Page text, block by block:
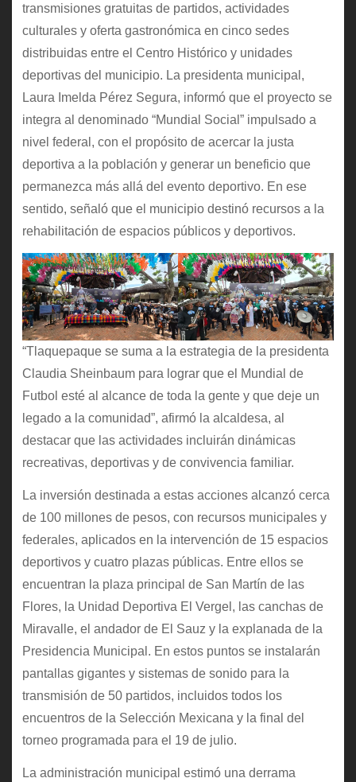
transmisiones gratuitas de partidos, actividades
culturales y oferta gastronómica en cinco sedes
distribuidas entre el Centro Histórico y unidades
deportivas del municipio. La presidenta municipal,
Laura Imelda Pérez Segura, informó que el proyecto se
integra al denominado “Mundial Social” impulsado a
nivel federal, con el propósito de acercar la justa
deportiva a la población y generar un beneficio que
permanezca más allá del evento deportivo. En ese
sentido, señaló que el municipio destinó recursos a la
rehabilitación de espacios públicos y deportivos.
“Tlaquepaque se suma a la estrategia de la presidenta
Claudia Sheinbaum para lograr que el Mundial de
Futbol esté al alcance de toda la gente y que deje un
legado a la comunidad”, afirmó la alcaldesa, al
destacar que las actividades incluirán dinámicas
recreativas, deportivas y de convivencia familiar.
La inversión destinada a estas acciones alcanzó cerca
de 100 millones de pesos, con recursos municipales y
federales, aplicados en la intervención de 15 espacios
deportivos y cuatro plazas públicas. Entre ellos se
encuentran la plaza principal de San Martín de las
Flores, la Unidad Deportiva El Vergel, las canchas de
Miravalle, el andador de El Sauz y la explanada de la
Presidencia Municipal. En estos puntos se instalarán
pantallas gigantes y sistemas de sonido para la
transmisión de 50 partidos, incluidos todos los
encuentros de la Selección Mexicana y la final del
torneo programada para el 19 de julio.
La administración municipal estimó una derrama